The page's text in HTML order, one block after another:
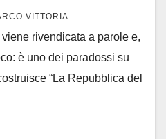
VITTORIA
rivendicata a parole e,
è uno dei paradossi su
“La Repubblica del